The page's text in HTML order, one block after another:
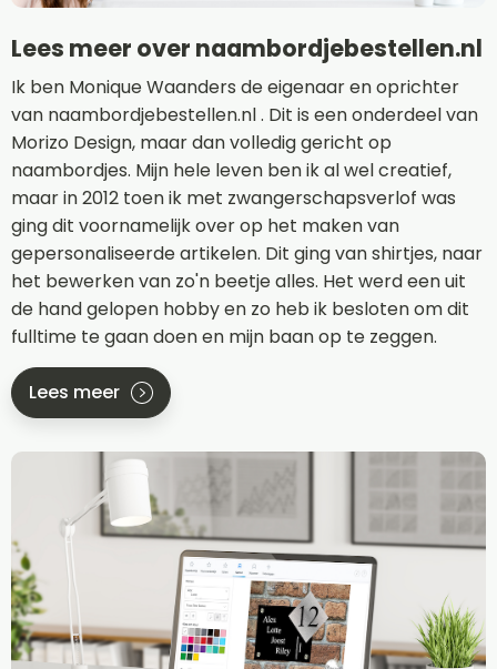
Lees meer over naambordjebestellen.nl
Ik ben Monique Waanders de eigenaar en oprichter
van naambordjebestellen.nl . Dit is een onderdeel van
Morizo Design, maar dan volledig gericht op
naambordjes. Mijn hele leven ben ik al wel creatief,
maar in 2012 toen ik met zwangerschapsverlof was
ging dit voornamelijk over op het maken van
gepersonaliseerde artikelen. Dit ging van shirtjes, naar
het bewerken van zo'n beetje alles. Het werd een uit
de hand gelopen hobby en zo heb ik besloten om dit
fulltime te gaan doen en mijn baan op te zeggen.
Lees meer